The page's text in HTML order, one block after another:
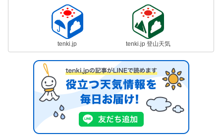
tenki.jp tenki.jp 登山天気